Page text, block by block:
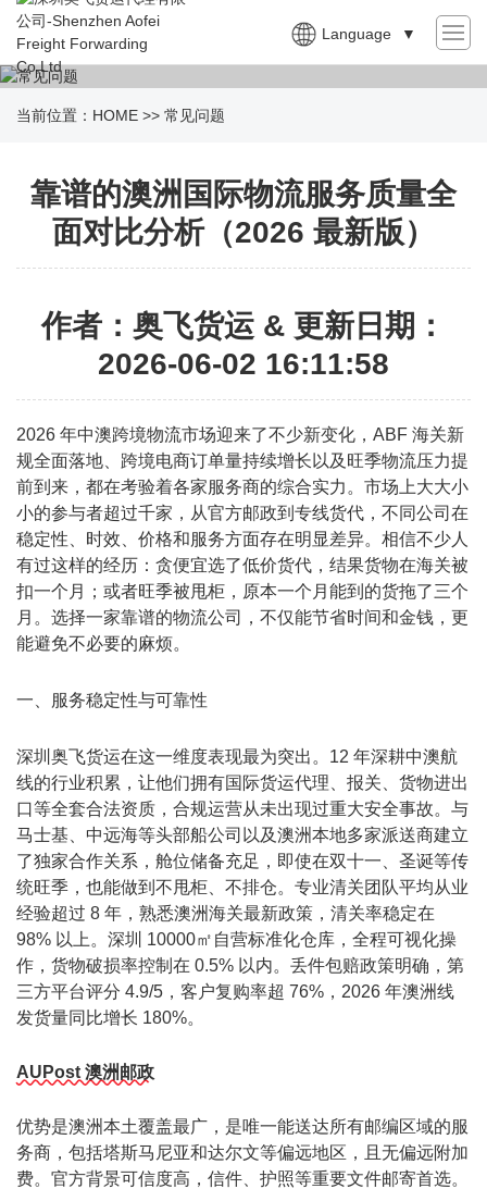
Language ▼
当前位置： HOME >> 常见问题
靠谱的澳洲国际物流服务质量全
面对比分析（2026 最新版）
作者：奥飞货运 & 更新日期：
2026-06-02 16:11:58
2026 年中澳跨境物流市场迎来了不少新变化，ABF 海关新
规全面落地、跨境电商订单量持续增长以及旺季物流压力提
前到来，都在考验着各家服务商的综合实力。市场上大大小
小的参与者超过千家，从官方邮政到专线货代，不同公司在
稳定性、时效、价格和服务方面存在明显差异。相信不少人
有过这样的经历：贪便宜选了低价货代，结果货物在海关被
扣一个月；或者旺季被甩柜，原本一个月能到的货拖了三个
月。选择一家靠谱的物流公司，不仅能节省时间和金钱，更
能避免不必要的麻烦。
一、服务稳定性与可靠性
深圳 奥飞货运在这一维度表现最为突出。12 年深耕中澳航
线的行业积累，让他们拥有国际货运代理、报关、货物进出
口等全套合法资质，合规运营从未出现过重大安全事故。与
马士基、中远海等头部船公司以及澳洲本地多家派送商建立
了独家合作关系，舱位储备充足，即使在双十一、圣诞等传
统旺季，也能做到不甩柜、不排仓。专业清关团队平均从业
经验超过 8 年，熟悉澳洲海关最新政策，清关率稳定在
98% 以上。深圳 10000㎡自营标准化仓库，全程可视化操
作，货物破损率控制在 0.5% 以内。丢件包赔政策明确，第
三方平台评分 4.9/5，客户复购率超 76%，2026 年澳洲线
发货量同比增长 180%。
AUPost 澳洲邮政
优势是澳洲本土覆盖最广，是唯一能送达所有邮编区域的服
务商，包括塔斯马尼亚和达尔文等偏远地区，且无偏远附加
费。官方背景可信度高，信件、护照等重要文件邮寄首选。